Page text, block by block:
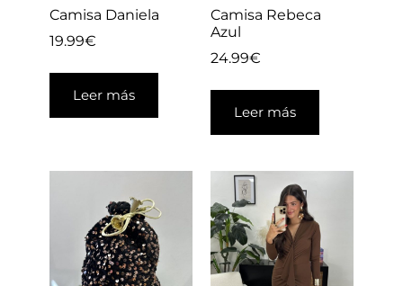
Camisa Daniela
19.99€
Leer más
Camisa Rebeca
Azul
24.99€
Leer más